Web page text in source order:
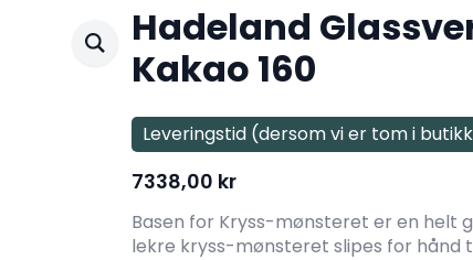
Hadeland
Kakao 160
Leveringstid (dersom vi er tom i
7338,00 kr
Basen for Kryss-mønsteret er en helt
lekre kryss-mønsteret slipes for hånd